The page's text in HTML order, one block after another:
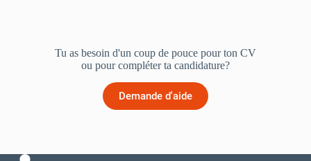
Tu as besoin d'un coup de pouce pour ton CV
ou pour compléter ta candidature?
Demande d'aide